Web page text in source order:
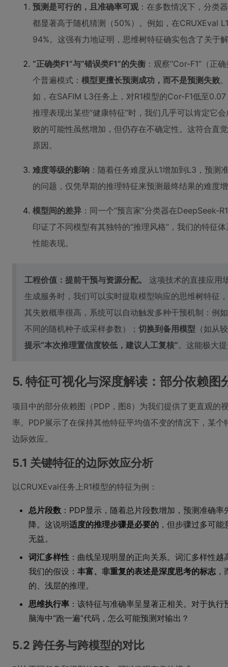
预测是可行的，且准确率可观：在多数情况下，分类
都显著高于随机猜测（50%）。例如，在CRUXEval
94%。这强有力地证明，思维树特征确实包含了关于
“正确类F1”与“错误类F1”的失衡 ：观察“Cor-F1”（正
个普遍模式： 模型更擅长预测成功，而不是预测失败
如，在SAFIM L3任务上，对R1模型的Cor-F1低至
推理表现出某些“健康特征”时，我们几乎可以肯定它
败的可能性虽然增加，但仍存在不确定性。这符合直
原因。
难度等级的影响 ：随着任务难度从L1增加到L3，预
的问题，仅凭早期的推理特征来预测最终结果的难度
模型间的差异 ：同一个“预言家”分类器在DeepSeek-
印证了不同模型有其独特的“推理风格”，我们的特征
性能表现。
工程价值：提前干预与资源分配。
这项技术的直接应用
生成服务时，我们可以实时提取模型响应的思维树特征
其失败概率很高，系统可以自动触发多种干预机制：例
不同的随机种子或采样参数）； 切换到备用模型 （如从
提示“本次推理置信度较低，建议人工复核”。这能极大
5. 特征可视化与深度解读：部分依赖图
项目中的部分依赖图（PDP，图8）为我们提供了更直观的
率。PDP展示了在保持其他特征平均值不变的情况下，某
边际效应。
5.1 关键特征的边际效应分析
以CRUXEval任务上R1模型的特征为例：
总片段数 ：PDP显示，随着总片段数增加，预测准确
降。这说明适度的推理步骤是必要的 ，但步骤过多可
无益。
词汇多样性 ：曲线呈现明显的正向关系。词汇多样性
我们的假设： 丰富、非重复的表述是深度思考的标志
的、浅层的推理。
思维执行率 ：该特征与准确率呈显著正相关。对于执
脑海中“跑一遍”代码，怎么可能预测对输出？
5.2 跨任务与跨模型的对比